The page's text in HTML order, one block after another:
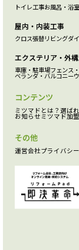
トイレ工事お風呂・浴
屋内・内装工事
クロス張替リビングダ
エクステリア・外
車庫・駐車場フェンス
ベランダ・バルコニー
コンテンツ
ミツマドとは？ 選ば
お知らせミツマド加
その他
運営会社プライバシ